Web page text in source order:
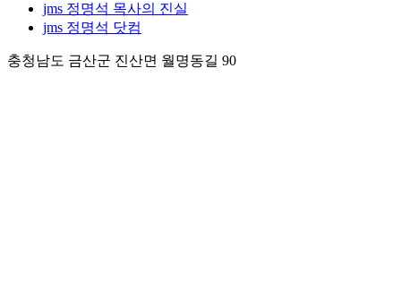
jms 정명석 목사의 진실
jms 정명석 닷컴
충청남도 금산군 진산면 월명동길 90